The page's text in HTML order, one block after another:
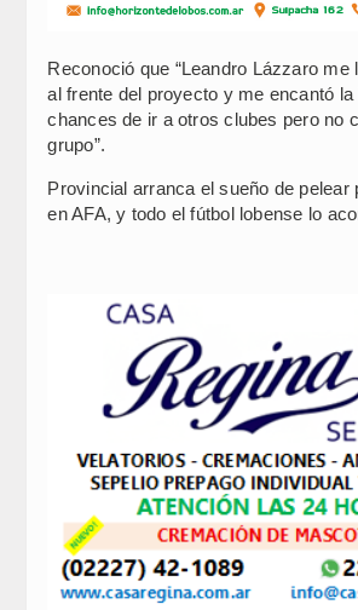
Reconoció que “Leandro Lázzaro me
al frente del proyecto y me encantó la
chances de ir a otros clubes pero no
grupo”.
Provincial arranca el sueño de pelear
en AFA, y todo el fútbol lobense lo